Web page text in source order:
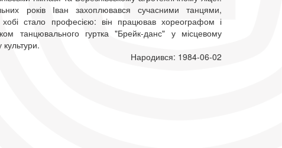
років Іван захоплювався сучасними танцями,
хобі стало професією: він працював хореографом і
танцювального гуртка "Брейк-данс" у місцевому
культури.
Народився: 1984-06-02